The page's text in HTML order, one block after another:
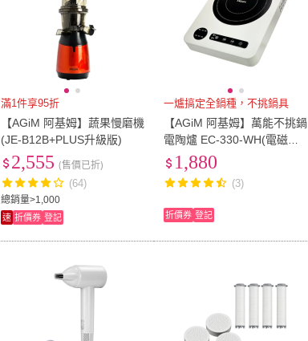
滿1件享95折
【AGiM 阿基姆】蔬果慢磨機
(JE-B12B+PLUS升級版)
總銷量>1,000
2,555 (售價已折)
(64)
速 折價券 登記
一爐搞定全鍋種，不挑鍋具
【AGiM 阿基姆】萬能不挑鍋
電陶爐 EC-330-WH(電磁爐/
電子爐/不挑鍋具/電烤爐/快
煮爐)
1,880
(3)
折價券 登記